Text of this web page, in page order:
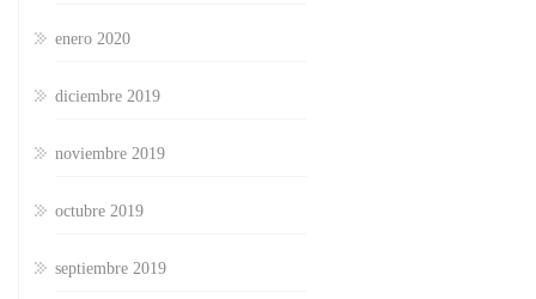
enero 2020
diciembre 2019
noviembre 2019
octubre 2019
septiembre 2019